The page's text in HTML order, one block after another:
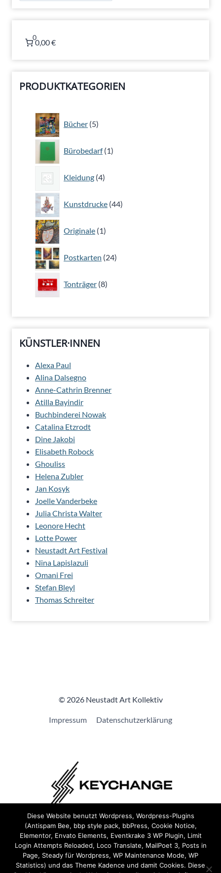
0
0,00 €
PRODUKTKATEGORIEN
Bücher 5
Produkte
Bürobedarf 1
Produkt
Kleidung 4
Produkte
Kunstdrucke 44
Produkte
Originale 1
Produkt
Postkarten 24
Produkte
Tonträger 8
Produkte
KÜNSTLER·INNEN
Alexa Paul
Alina Dalsegno
Anne-Cathrin Brenner
Atilla Bayindir
Buchbinderei Nowak
Catalina Etzrodt
Dine Jakobi
Elisabeth Robock
Ghouliss
Helena Zubler
Jan Kosyk
Joelle Vanderbeke
Julia Christa Walter
Leonore Hecht
Lotte Power
Neustadt Art Festival
Nina Lapislazuli
Omani Frei
Stefan Bleyl
Thomas Schreiter
© 2026 Neustadt Art Kollektiv
Impressum Datenschutzerklärung
Wir sind Teil vonKeychange und haben einePledge
unterzeichnet.
Diese Website benutzt Wordpress, Wordpress-Plugins
(Antispam Bee, bbp style pack, bbPress, Cookie Notice,
Elementor, Envato Elements, Eventkrake 3 WP Plugin, Limit
Login Attempts Reloaded, Loco Translate, MailPoet 3, Posts in
Page, Steady für Wordpress, WP Maintenance Mode, WP
Statistics) und das Theme Kadence und damit Cookies. Diese